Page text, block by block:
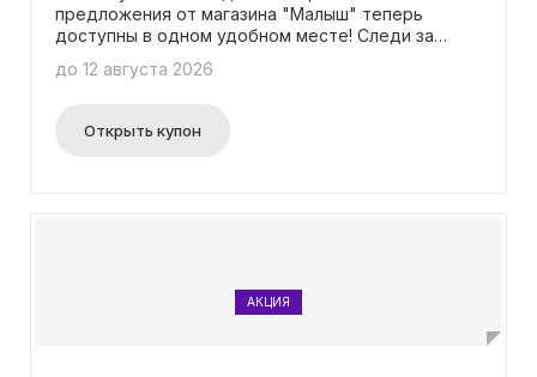
предложения от магазина "Малыш" теперь
доступны в одном удобном месте! Следи за
сэкономить! Теперь не нужно использовать
Просто выбирай лучшие предложения и
наслаждайся покупками!
до 12 августа 2026
Открыть купон
АКЦИЯ